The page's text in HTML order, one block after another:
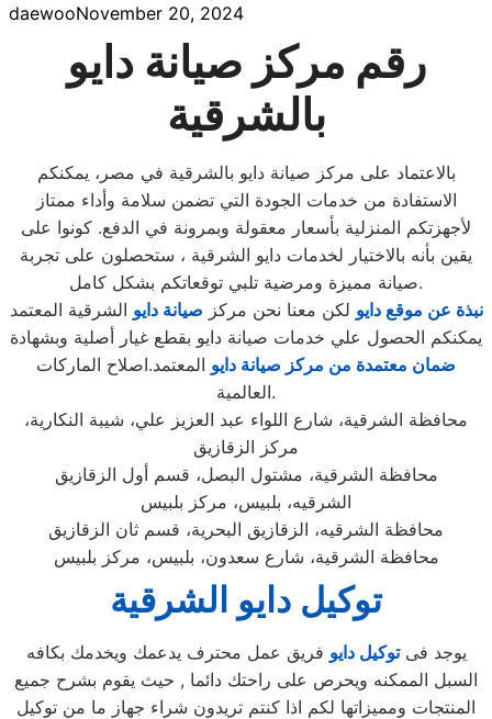
daewooNovember 20, 2024
رقم مركز صيانة دايو
بالشرقية
بالاعتماد على مركز صيانة دايو بالشرقية في مصر، يمكنكم
الاستفادة من خدمات الجودة التي تضمن سلامة وأداء ممتاز
لأجهزتكم المنزلية بأسعار معقولة وبمرونة في الدفع. كونوا على
يقين بأنه بالاختيار لخدمات دايو الشرقية ، ستحصلون على تجربة
صيانة مميزة ومرضية تلبي توقعاتكم بشكل كامل.
نبذة عن موقع دايو لكن معنا نحن مركز صيانة دايو الشرقية المعتمد
يمكنكم الحصول علي خدمات صيانة دايو بقطع غيار أصلية وبشهادة
ضمان معتمدة من مركز صيانة دايو المعتمد.اصلاح الماركات
العالمية.
محافظة الشرقية، شارع اللواء عبد العزيز علي، شيبة النكارية،
مركز الزقازيق
محافظة الشرقية، مشتول البصل، قسم أول الزقازيق
الشرقيه، بلبيس، مركز بلبيس
محافظة الشرقيه، الزقازيق البحرية، قسم ثان الزقازيق
محافظة الشرقية، شارع سعدون، بلبيس، مركز بلبيس
توكيل دايو الشرقية
يوجد فىتوكيل دايو فريق عمل محترف يدعمك ويخدمك بكافه
السبل الممكنه ويحرص على راحتك دائما , حيث يقوم بشرح جميع
المنتجات ومميزاتها لكم اذا كنتم تريدون شراء جهاز ما من توكيل